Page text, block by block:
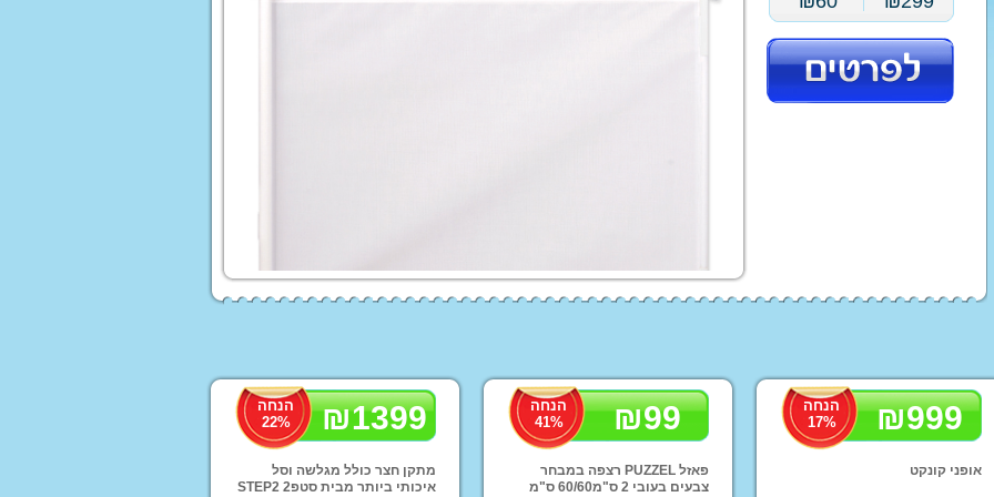
עגלת תינוק בבה קומפורט
עגלות סייבקס - CYBEX
עגלת תינוק ג'נה ריידר
סלקלים כסא אוכל לתינוק מצעים לורה סוויסרה
Hometex
נדנדה לתינוק בימבות ופדלים
תלת אופן לילדים
טרקטור פדלים לילדים
ממונעים לילדים
סוללות לממונעים
טרקטורון ממונע לילדים
₪999
הנחה
17%
אופני קונקט
₪99
הנחה
41%
פאזל PUZZEL רצפה במבחר
צבעים בעובי 2 ס"מ60/60 ס"מ
₪1399
הנחה
22%
מתקן חצר כולל מגלשה וסל
איכותי ביותר מבית סטפ2 STEP2